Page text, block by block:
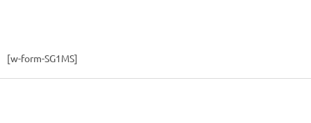
[w-form-SG1MS]
Z